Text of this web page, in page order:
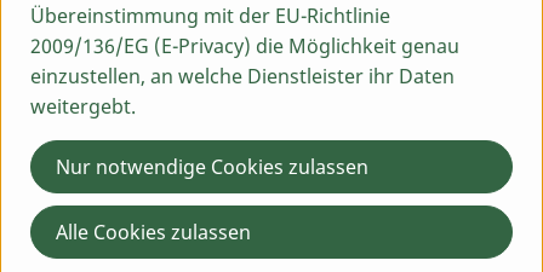
Produktdatenblatt
Herkunft
Hersteller: Berchtesgadener Land Bio
Übereinstimmung mit der EU-Richtlinie
2009/136/EG (E-Privacy) die Möglichkeit genau
einzustellen, an welche Dienstleister ihr Daten
weitergebt.
Nur notwendige Cookies zulassen
Alle Cookies zulassen